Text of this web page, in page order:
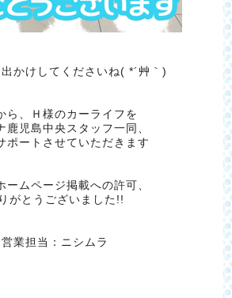
かけしてくださいね( *´艸｀)
ら、Ｈ様のカーライフを
鹿児島中央スタッフ一同、
ポートさせていただきます
ームページ掲載への許可、
がとうございました!!
営業担当：ニシムラ